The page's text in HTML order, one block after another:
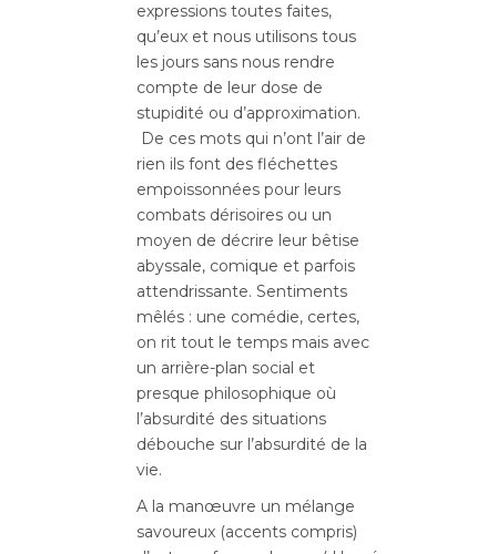
expressions toutes faites,
qu’eux et nous utilisons tous
les jours sans nous rendre
compte de leur dose de
stupidité ou d’approximation.
De ces mots qui n’ont l’air de
rien ils font des fléchettes
empoissonnées pour leurs
combats dérisoires ou un
moyen de décrire leur bêtise
abyssale, comique et parfois
attendrissante. Sentiments
mêlés : une comédie, certes,
on rit tout le temps mais avec
un arrière-plan social et
presque philosophique où
l’absurdité des situations
débouche sur l’absurdité de la
vie.
A la manœuvre un mélange
savoureux (accents compris)